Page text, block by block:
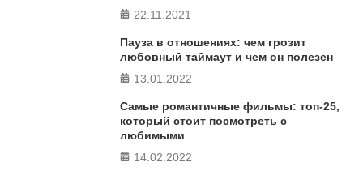
22.11.2021
Пауза в отношениях: чем грозит
любовный таймаут и чем он полезен
13.01.2022
Самые романтичные фильмы: топ-25,
который стоит посмотреть с
любимыми
14.02.2022